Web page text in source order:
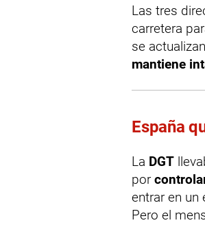
Las tres
carretera
se
mantiene
España
La DGT
por
entrar en un
Pero el